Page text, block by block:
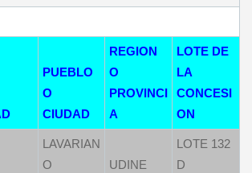
PUEBLO
O
CIUDAD
REGION
O
PROVINCI
A
LOTE DE
LA
CONCESI
ON
LAVARIAN
O
UDINE
LOTE 132
D